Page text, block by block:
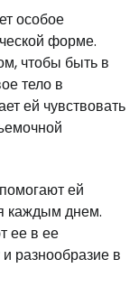
особое
форме.
чтобы быть в
тело в
ей чувствовать
ей
каждым днем.
ее в ее
разнообразие в